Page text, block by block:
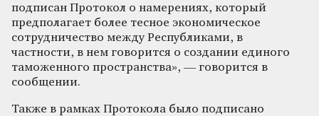
подписан Протокол о намерениях, который
предполагает более тесное экономическое
сотрудничество между Республиками, в
частности, в нем говорится о создании единого
таможенного пространства», — говорится в
сообщении.
Также в рамках Протокола было подписано